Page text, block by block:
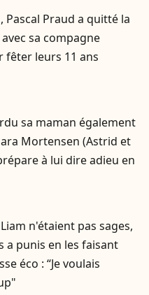
Pascal Praud a quitté la
sa compagne
fêter leurs 11 ans
sa maman également
Mortensen (Astrid et
à lui dire adieu en
n'étaient pas sages,
a punis en les faisant
éco : “Je voulais